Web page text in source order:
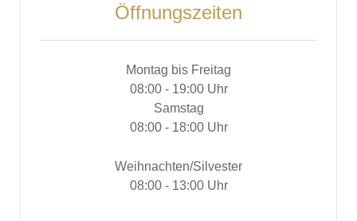
Öffnungszeiten
Montag bis Freitag
08:00 - 19:00 Uhr
Samstag
08:00 - 18:00 Uhr
Weihnachten/Silvester
08:00 - 13:00 Uhr